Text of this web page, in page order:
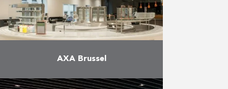
Meer
AXA Brussel
Het project werd gekozen als